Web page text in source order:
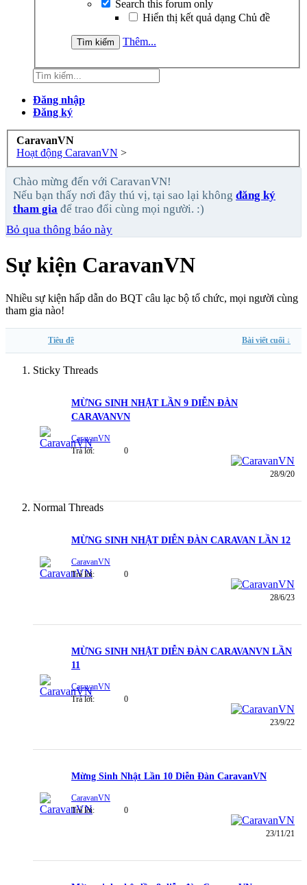
Search this forum only
Hiển thị kết quả dạng Chủ đề
Thêm...
Đăng nhập
Đăng ký
CaravanVN
Hoạt động CaravanVN >
Chào mừng đến với CaravanVN!
Nếu bạn thấy nơi đây thú vị, tại sao lại không đăng ký
tham gia để trao đổi cùng mọi người. :)
Bỏ qua thông báo này
Sự kiện CaravanVN
Nhiều sự kiện hấp dẫn do BQT câu lạc bộ tổ chức, mọi người cùng
tham gia nào!
Tiêu đề Bài viết cuối ↓
Sticky Threads
MỪNG SINH NHẬT LẦN 9 DIỄN ĐÀN
CARAVANVN
CaravanVN
Trả lời:
0
28/9/20
Normal Threads
MỪNG SINH NHẬT DIỄN ĐÀN CARAVAN LẦN 12
CaravanVN
Trả lời:
0
28/6/23
MỪNG SINH NHẬT DIỄN ĐÀN CARAVANVN LẦN
11
CaravanVN
Trả lời:
0
23/9/22
Mừng Sinh Nhật Lần 10 Diễn Đàn CaravanVN
CaravanVN
Trả lời:
0
23/11/21